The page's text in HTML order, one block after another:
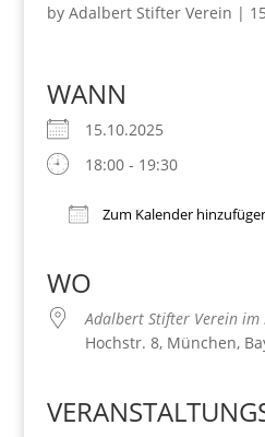
by Adalbert Stifter Verein |
WANN
15.10.2025
18:00 - 19:30
Zum Kalender
WO
Adalbert Stifter Verein im
Hochstr. 8, München,